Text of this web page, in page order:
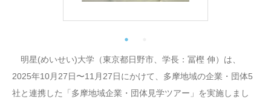
明星(めいせい)大学（東京都日野市、学長：冨樫 伸）は、
2025年10月27日〜11月27日にかけて、多摩地域の企業・団体5
社と連携した「多摩地域企業・団体見学ツアー」を実施しまし